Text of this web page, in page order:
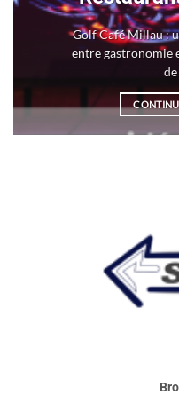
Golf Café Millau :
entre gastronomie